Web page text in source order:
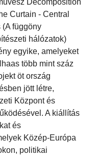
Curtain - Central
(A függöny
hálózatok)
egyike, amelyeket
több mint száz
öt ország
jött létre,
Központ és
A kiállítás
és
Közép-Európa
politikai